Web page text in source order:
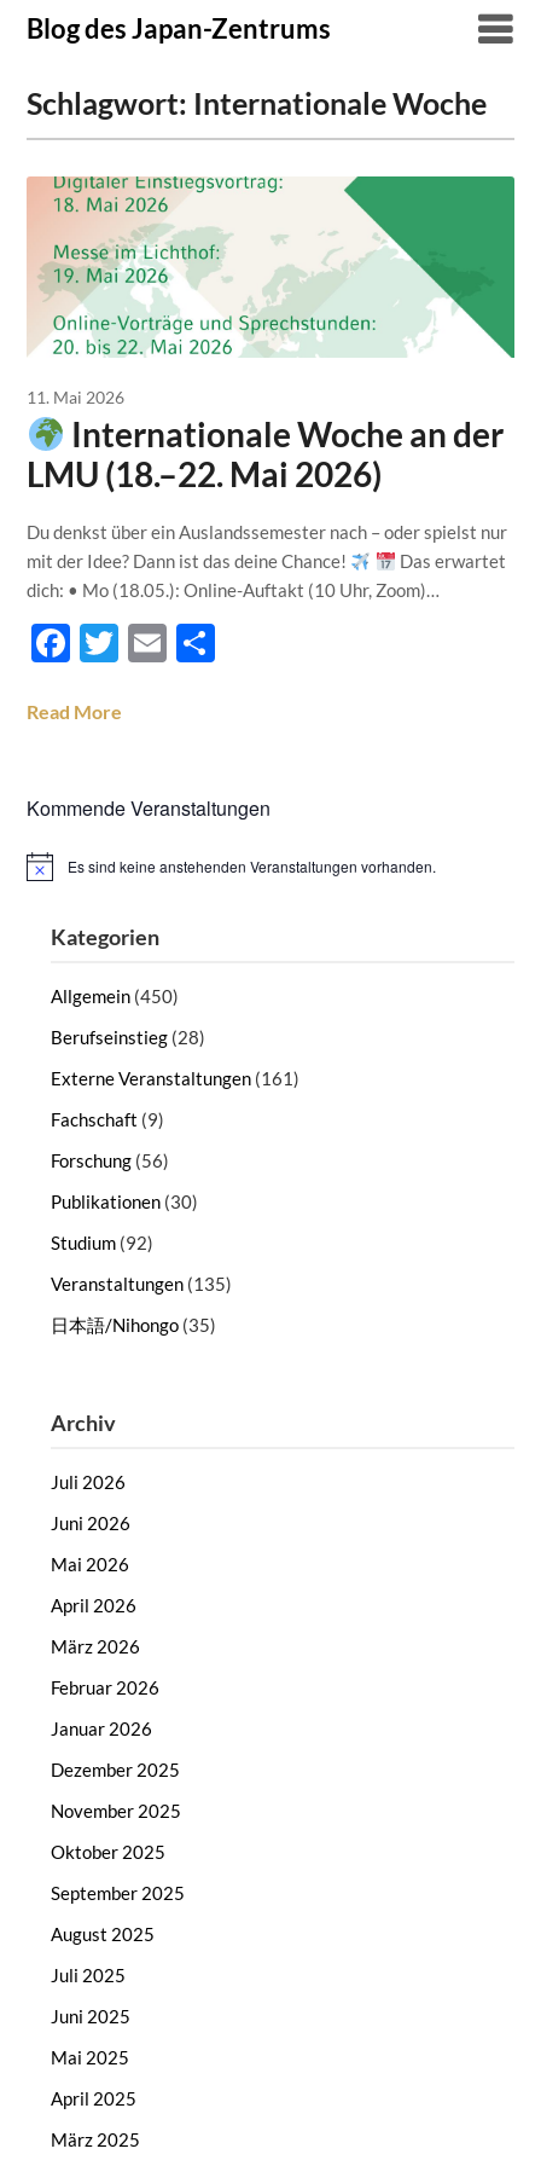
SkipBlog des Japan-Zentrums
Schlagwort: Internationale Woche
11. Mai 2026
Internationale Woche an der
LMU (18.–22. Mai 2026)
Du denkst über ein Auslandssemester nach – oder spielst nur
mit der Idee? Dann ist das deine Chance!
Das erwartet
dich: • Mo (18.05.): Online-Auftakt (10 Uhr, Zoom)…
Facebook
Twitter
Email
Read More
Kommende Veranstaltungen
HinweisEs sind keine anstehenden Veranstaltungen vorhanden.
Kategorien
Allgemein (450)
Berufseinstieg (28)
Externe Veranstaltungen (161)
Fachschaft (9)
Forschung (56)
Publikationen (30)
Studium (92)
Veranstaltungen (135)
日本語/Nihongo (35)
Archiv
Juli 2026
Juni 2026
Mai 2026
April 2026
März 2026
Februar 2026
Januar 2026
Dezember 2025
November 2025
Oktober 2025
September 2025
August 2025
Juli 2025
Juni 2025
Mai 2025
April 2025
März 2025